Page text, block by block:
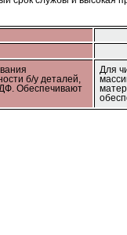
б/у деталей,
Обеспечивают
Для